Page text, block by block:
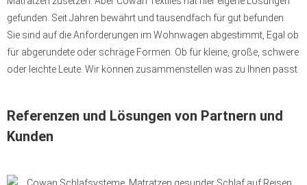
gefunden. Seit Jahren bewährt und tausendfach für gut befunden.
Sie sind auf die Anforderungen im Wohnwagen abgestimmt, Egal ob
für abgerundete oder schräge Formen. Ob für kleine, große, schwere
oder leichte Leute. Wir können zusammenstellen was zu Ihnen passt.
Referenzen und Lösungen von Partnern und
Kunden